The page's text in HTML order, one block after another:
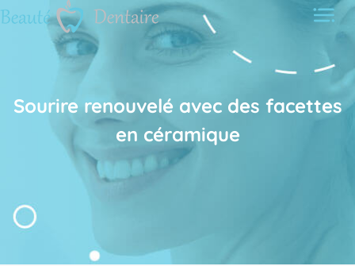
Sourire renouvelé avec des facettes
en céramique
Navigation
l’article